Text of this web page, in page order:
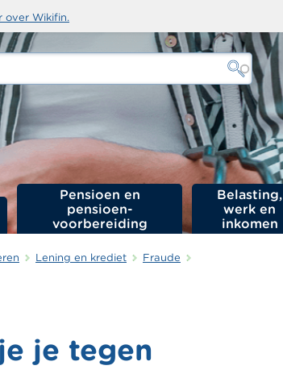
over Wikifin.
Pensioen en
pensioen­
voorbereiding
Belasting,
werk en
inkomen
Lening en krediet
Fraude
je tegen